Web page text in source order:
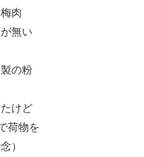
肉
無い
の粉
けど
荷物を
）